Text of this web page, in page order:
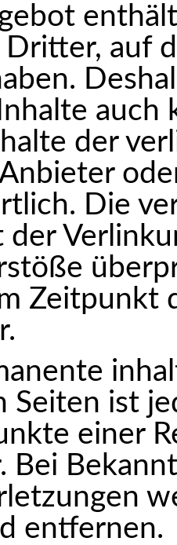
auf
auch
der
Die
Zeitpunkt
Seiten ist
einer
Bei
entfernen.